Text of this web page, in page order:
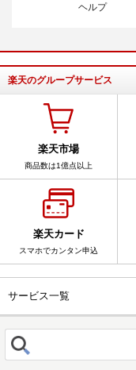
ヘルプ
楽天のグループサービス
楽天市場
商品数は1億点以上
楽天カード
スマホでカンタン申込
サービス一覧